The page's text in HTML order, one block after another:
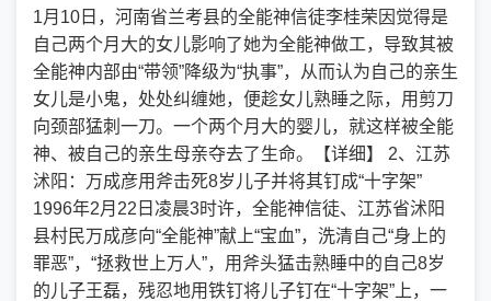
1月10日，河南省兰考县的全能神信徒李桂荣因觉得是
自己两个月大的女儿影响了她为全能神做工，导致其被
全能神内部由“带领”降级为“执事”，从而认为自己的亲生
女儿是小鬼，处处纠缠她，便趁女儿熟睡之际，用剪刀
向颈部猛刺一刀。一个两个月大的婴儿，就这样被全能
神、被自己的亲生母亲夺去了生命。【详细】 2、江苏
沭阳：万成彦用斧击死8岁儿子并将其钉成“十字架”
1996年2月22日凌晨3时许，全能神信徒、江苏省沭阳
县村民万成彦向“全能神”献上“宝血”，洗清自己“身上的
罪恶”，“拯救世上万人”，用斧头猛击熟睡中的自己8岁
的儿子王磊，残忍地用铁钉将儿子钉在“十字架”上，一